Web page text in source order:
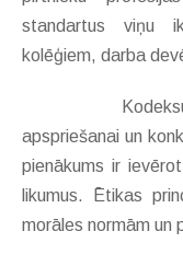
standartus viņu
kolēģiem, darba
Kodeksu
apspriešanai un
pienākums ir
likumus. Ētikas
morāles normām un